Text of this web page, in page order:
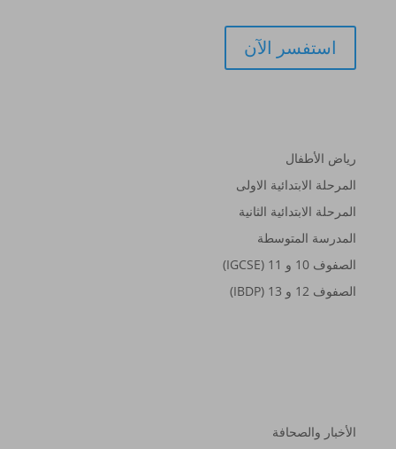
استفسر الآن
رياض الأطفال
المرحلة الابتدائية الاولى
المرحلة الابتدائية الثانية
المدرسة المتوسطة
الصفوف 10 و 11 (IGCSE)
الصفوف 12 و 13 (IBDP)
الأخبار والصحافة